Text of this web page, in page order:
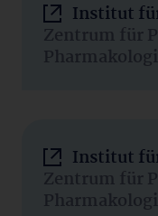
Institut
Zentrum für
Institut
Zentrum für